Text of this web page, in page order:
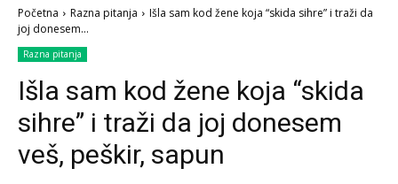
Početna Razna pitanja
Išla sam kod žene koja “skida sihre” i traži da
joj donesem...
Razna pitanja
Išla sam kod žene koja “skida
sihre” i traži da joj donesem
veš, peškir, sapun